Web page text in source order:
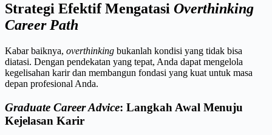
Strategi Efektif Mengatasi Overthinking
Career Path
Kabar baiknya, overthinking bukanlah kondisi yang tidak bisa
diatasi. Dengan pendekatan yang tepat, Anda dapat mengelola
kegelisahan karir dan membangun fondasi yang kuat untuk masa
depan profesional Anda.
Graduate Career Advice: Langkah Awal Menuju
Kejelasan Karir